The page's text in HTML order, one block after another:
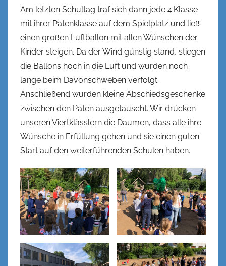
Am letzten Schultag traf sich dann jede 4.Klasse
mit ihrer Patenklasse auf dem Spielplatz und ließ
einen großen Luftballon mit allen Wünschen der
Kinder steigen. Da der Wind günstig stand, stiegen
die Ballons hoch in die Luft und wurden noch
lange beim Davonschweben verfolgt.
Anschließend wurden kleine Abschiedsgeschenke
zwischen den Paten ausgetauscht. Wir drücken
unseren Viertklässlern die Daumen, dass alle ihre
Wünsche in Erfüllung gehen und sie einen guten
Start auf den weiterführenden Schulen haben.